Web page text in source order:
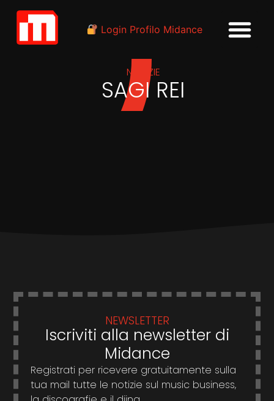
Login Profilo Midance
NOTIZIE
SAGI REI
NEWSLETTER
Iscriviti alla newsletter di
Midance
Registrati per ricevere gratuitamente sulla
tua mail tutte le notizie sul music business,